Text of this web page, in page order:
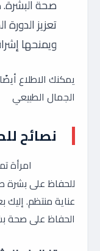
صحة البشرة.
تعزيز
ويمنحها
يمكنك الاطلاع
الجمال الطبيعي
نصائح
امرأة
للحفاظ على بشرة
عناية منتظم.
الحفاظ على صحة